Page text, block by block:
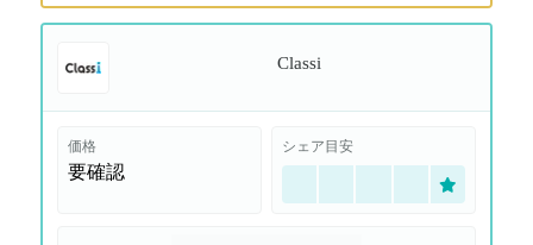
Classi
価格
要確認
シェア目安